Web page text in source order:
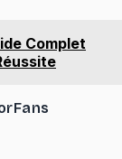
Complet